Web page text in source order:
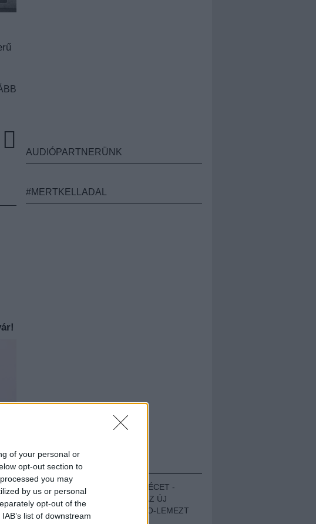
of your personal or
opt-out section to
you may
by us or personal
opt-out of the
list of downstream
AUDIÓPARTNERÜNK
#MERTKELLADAL
EZT HALLGASD!
MEGUGROTTÁK A LÉCET -
MEGHALLGATTUK AZ ÚJ
PROTEST THE HERO-LEMEZT